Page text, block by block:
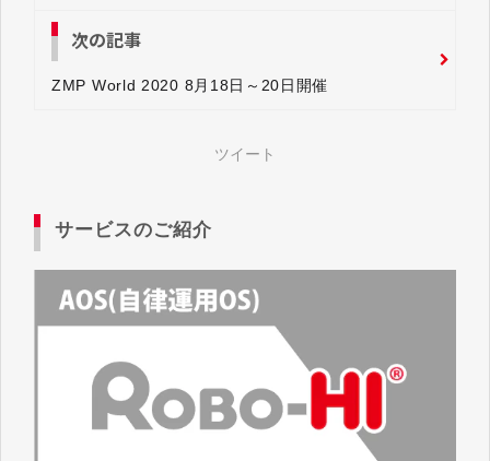
次の記事
ZMP World 2020 8月18日～20日開催
ツイート
サービスのご紹介